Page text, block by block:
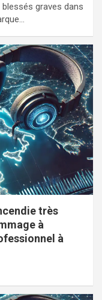
graves dans
très
à
à